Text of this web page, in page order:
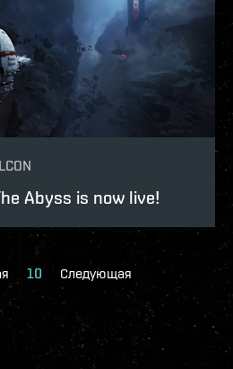
Abyss is now live!
10 Следующая